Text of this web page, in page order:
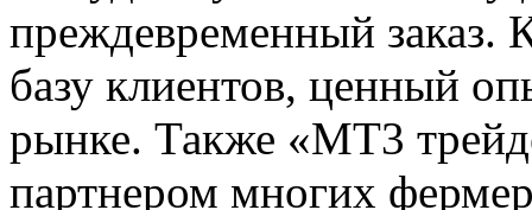
преждевременный
базу клиентов, ценный
рынке. Также «MT3
партнером многих